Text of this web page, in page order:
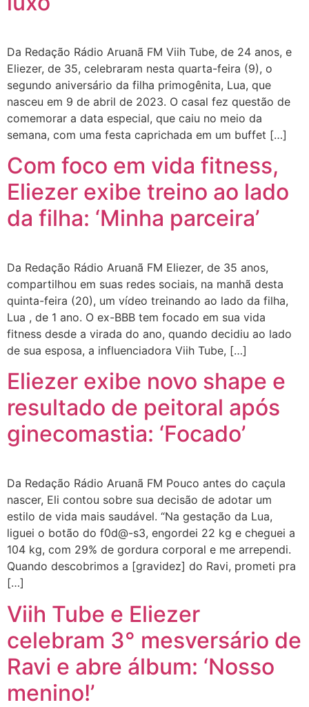
Da Redação Rádio Aruanã FM Viih Tube, de 24 anos, e
Eliezer, de 35, celebraram nesta quarta-feira (9), o
segundo aniversário da filha primogênita, Lua, que
nasceu em 9 de abril de 2023. O casal fez questão de
comemorar a data especial, que caiu no meio da
semana, com uma festa caprichada em um buffet […]
Com foco em vida fitness,
Eliezer exibe treino ao lado
da filha: ‘Minha parceira’
Da Redação Rádio Aruanã FM Eliezer, de 35 anos,
compartilhou em suas redes sociais, na manhã desta
quinta-feira (20), um vídeo treinando ao lado da filha,
Lua , de 1 ano. O ex-BBB tem focado em sua vida
fitness desde a virada do ano, quando decidiu ao lado
de sua esposa, a influenciadora Viih Tube, […]
Eliezer exibe novo shape e
resultado de peitoral após
ginecomastia: ‘Focado’
Da Redação Rádio Aruanã FM Pouco antes do caçula
nascer, Eli contou sobre sua decisão de adotar um
estilo de vida mais saudável. “Na gestação da Lua,
liguei o botão do f0d@-s3, engordei 22 kg e cheguei a
104 kg, com 29% de gordura corporal e me arrependi.
Quando descobrimos a [gravidez] do Ravi, prometi pra
[…]
Viih Tube e Eliezer
celebram 3° mesversário de
Ravi e abre álbum: ‘Nosso
menino!’